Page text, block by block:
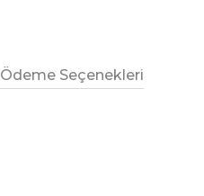
Ödeme Seçenekleri